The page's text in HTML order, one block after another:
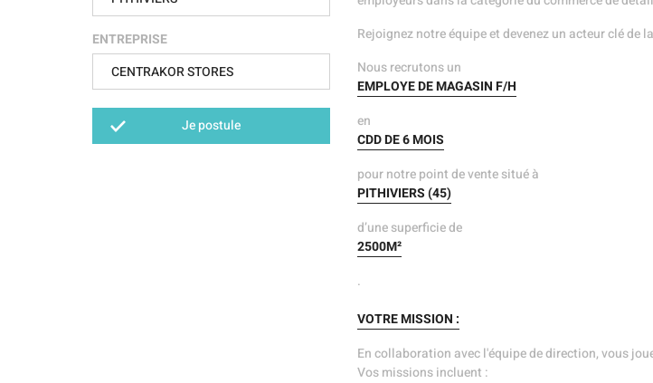
ENTREPRISE
CENTRAKOR STORES
Je postule
Rejoignez notre équipe et devenez un acteur clé de
Nous recrutons un
EMPLOYE DE MAGASIN F/H
en
CDD DE 6 MOIS
pour notre point de vente situé à
PITHIVIERS (45)
d’une superficie de
2500M²
.
VOTRE MISSION :
En collaboration avec l'équipe de direction, vous
Vos missions incluent :